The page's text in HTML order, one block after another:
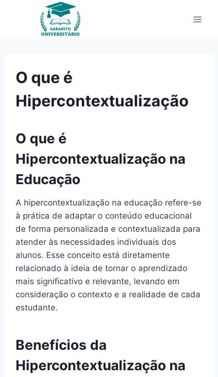
O que é
Hipercontextualização
O que é
Hipercontextualização na
Educação
A hipercontextualização na educação refere-se
à prática de adaptar o conteúdo educacional
de forma personalizada e contextualizada para
atender às necessidades individuais dos
alunos. Esse conceito está diretamente
relacionado à ideia de tornar o aprendizado
mais significativo e relevante, levando em
consideração o contexto e a realidade de cada
estudante.
Benefícios da
Hipercontextualização na